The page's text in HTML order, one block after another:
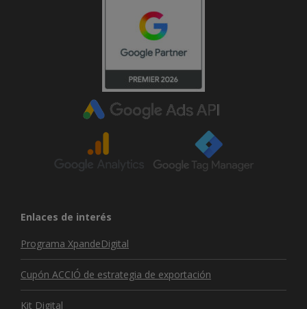
Enlaces de interés
Programa XpandeDigital
Cupón ACCIÓ de estrategia de exportación
Kit Digital